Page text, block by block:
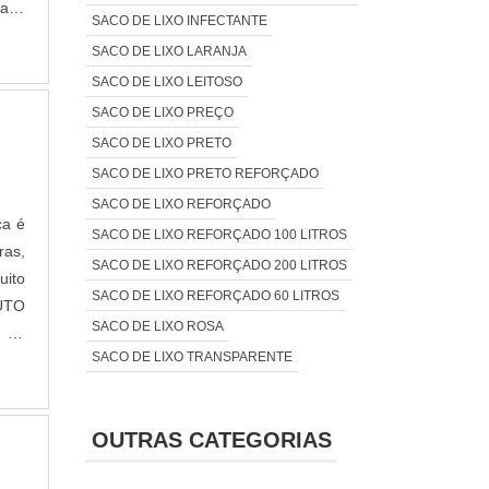
e
é
e
SACO DE LIXO INFECTANTE
SACO DE LIXO LARANJA
SACO DE LIXO LEITOSO
SACO DE LIXO PREÇO
SACO DE LIXO PRETO
SACO DE LIXO PRETO REFORÇADO
SACO DE LIXO REFORÇADO
SACO DE LIXO REFORÇADO 100 LITROS
SACO DE LIXO REFORÇADO 200 LITROS
SACO DE LIXO REFORÇADO 60 LITROS
SACO DE LIXO ROSA
SACO DE LIXO TRANSPARENTE
OUTRAS CATEGORIAS